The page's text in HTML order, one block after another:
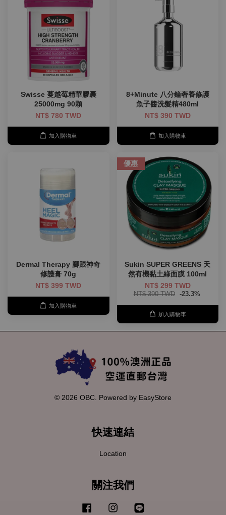
Swisse 蔓越莓精華膠囊
25000mg 90顆
NT$ 780 TWD
加入購物車
8+Minute 八分鐘奢養修護
魚子醬洗髮精480ml
NT$ 390 TWD
加入購物車
Dermal Therapy 腳跟神奇
修護膏 70g
NT$ 399 TWD
加入購物車
優惠
Sukin SUPER GREENS 天
然有機黏土綠面膜 100ml
NT$ 299 TWD
NT$ 390 TWD -23.3%
加入購物車
© 2026 OBC. Powered by EasyStore
快速連結
Location
關注我們
Facebook Instagram